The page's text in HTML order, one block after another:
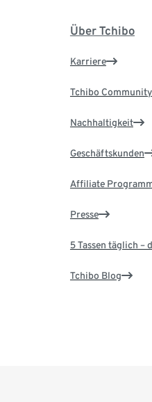
Über Tchibo
Karriere
Tchibo Community
Nachhaltigkeit
Geschäftskunden
Affiliate
Presse
5 Tassen täglich –
Tchibo Blog